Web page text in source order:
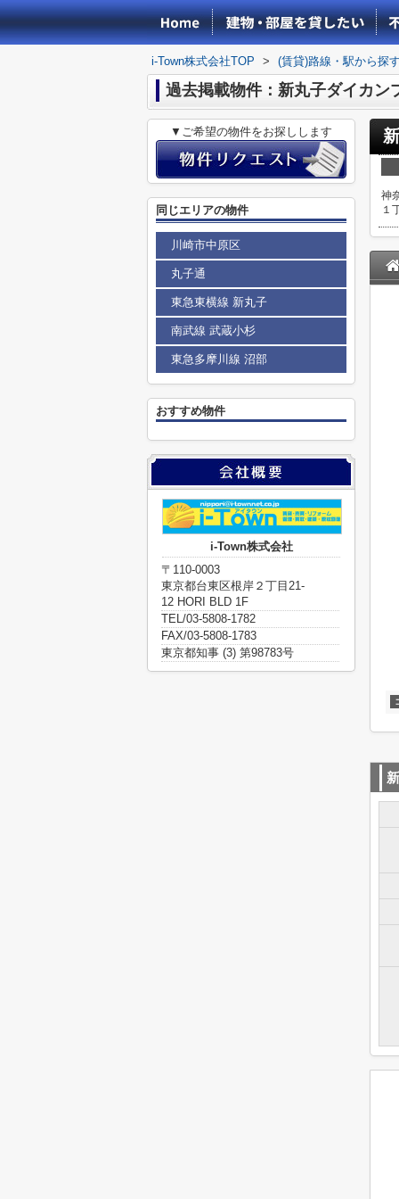
i-Town株式会社TOP > (賃貸)路線・駅から探
過去掲載物件：新丸子ダイカン
神
１
▼ご希望の物件をお探しします
同じエリアの物件
川崎市中原区
丸子通
東急東横線 新丸子
南武線 武蔵小杉
東急多摩川線 沼部
おすすめ物件
i-Town株式会社
〒110-0003
東京都台東区根岸２丁目21-
12 HORI BLD 1F
TEL/03-5808-1782
FAX/03-5808-1783
東京都知事 (3) 第98783号